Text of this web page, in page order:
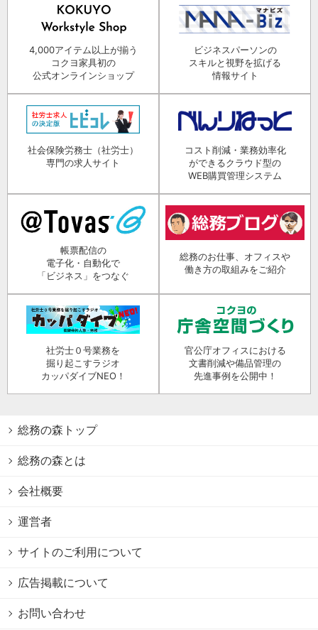
4,000アイテム以上が揃う
コクヨ家具初の
公式オンラインショップ
ビジネスパーソンの
スキルと視野を拡げる
情報サイト
社会保険労務士（社労士）
専門の求人サイト
コスト削減・業務効率化
ができるクラウド型の
WEB購買管理システム
帳票配信の
電子化・自動化で
「ビジネス」をつなぐ
総務のお仕事、オフィスや
働き方の取組みをご紹介
社労士０号業務を
掘り起こすラジオ
カッパダイブNEO！
官公庁オフィスにおける
文書削減や備品管理の
先進事例を公開中！
総務の森トップ
総務の森とは
会社概要
運営者
サイトのご利用について
広告掲載について
お問い合わせ